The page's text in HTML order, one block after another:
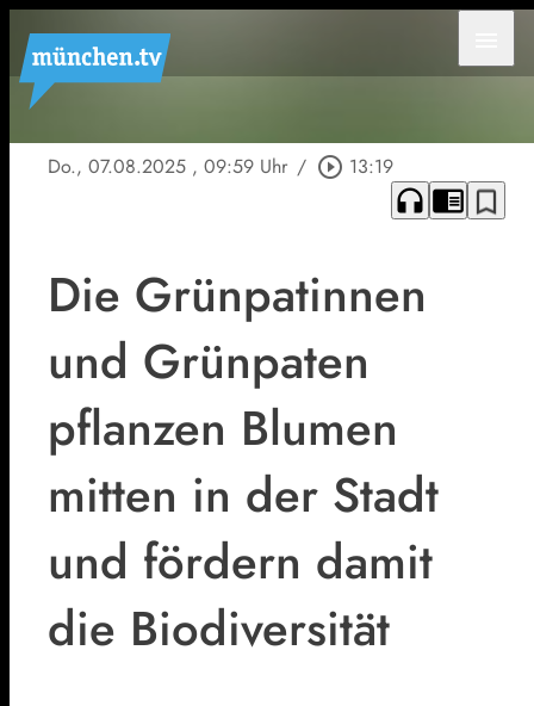
Do., 07.08.2025 , 09:59 Uhr / play_circle_outline 13:19
headphones chrome_reader_mode bookmark_border
Die Grünpatinnen
und Grünpaten
pflanzen Blumen
mitten in der Stadt
und fördern damit
die Biodiversität